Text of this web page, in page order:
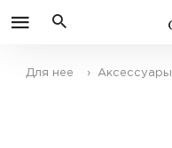
Для нее › Аксессуары